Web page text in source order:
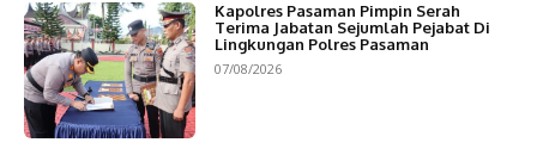
Kapolres Pasaman Pimpin Serah
Terima Jabatan Sejumlah Pejabat Di
Lingkungan Polres Pasaman
07/08/2026